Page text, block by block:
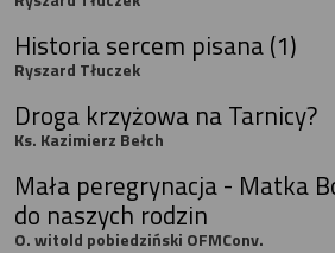
Historia sercem pisana (1)
Ryszard Tłuczek
Droga krzyżowa na Tarnicy?
Ks. Kazimierz Bełch
Mała peregrynacja - Matka
do naszych rodzin
O. witold pobiedziński OFMConv.